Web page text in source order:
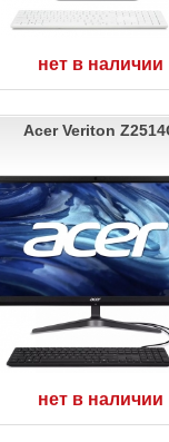
нет в наличии
Acer Veriton
нет в наличии